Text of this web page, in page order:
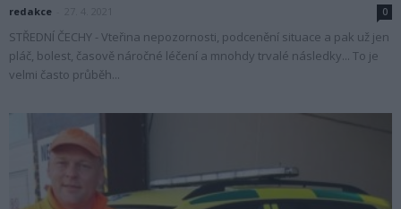
redakce 0
STŘEDNÍ ČECHY - Vteřina nepozornosti, podcenění situace a pak už jen
pláč, bolest, časově náročné léčení a mnohdy trvalé následky... To je
velmi často průběh...